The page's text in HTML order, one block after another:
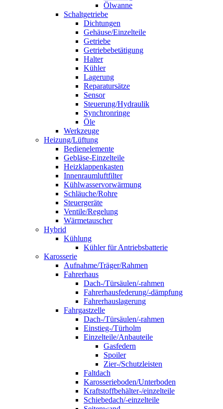
Ölwanne
Schaltgetriebe
Dichtungen
Gehäuse/Einzelteile
Getriebe
Getriebebetätigung
Halter
Kühler
Lagerung
Reparatursätze
Sensor
Steuerung/Hydraulik
Synchronringe
Öle
Werkzeuge
Heizung/Lüftung
Bedienelemente
Gebläse-Einzelteile
Heizklappenkasten
Innenraumluftfilter
Kühlwasservorwärmung
Schläuche/Rohre
Steuergeräte
Ventile/Regelung
Wärmetauscher
Hybrid
Kühlung
Kühler für Antriebsbatterie
Karosserie
Aufnahme/Träger/Rahmen
Fahrerhaus
Dach-/Türsäulen/-rahmen
Fahrerhausfederung/-dämpfung
Fahrerhauslagerung
Fahrgastzelle
Dach-/Türsäulen/-rahmen
Einstieg-/Türholm
Einzelteile/Anbauteile
Gasfedern
Spoiler
Zier-/Schutzleisten
Faltdach
Karosserieboden/Unterboden
Kraftstoffbehälter-/einzelteile
Schiebedach/-einzelteile